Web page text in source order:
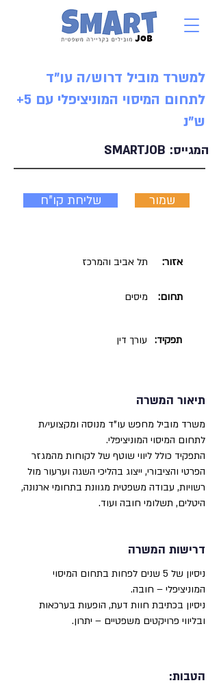
למשרד מוביל דרוש/ה עו"ד
לתחום המיסוי המוניציפלי עם 5+
ש"נ
SMARTJOB המגייס:
שליחת קו"ח שמור
תל אביב והמרכז אזור:
מיסים תחום:
עורך דין תפקיד:
תיאור המשרה
משרד מוביל מחפש עו"ד מנוסה ומקצועי/ת
לתחום המיסוי המוניציפלי.
התפקיד כולל ליווי שוטף של לקוחות מהמגזר
הפרטי והציבורי, ייצוג בהליכי השגה וערעור מול
רשויות, עבודה משפטית מגוונת בתחומי ארנונה,
היטלים, תשלומי חובה ועוד.
דרישות המשרה
ניסיון של 5 שנים לפחות בתחום המיסוי
המוניציפלי – חובה.
ניסיון בכתיבת חוות דעת, הופעות בערכאות
ובליווי פרויקטים משפטיים – יתרון.
הטבות: